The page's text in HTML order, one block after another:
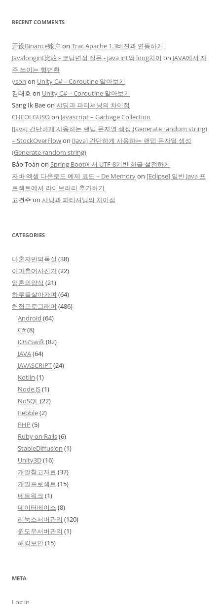
RECENT COMMENTS
开设Binance账户 on Trac Apache 1.3버젼과 연동하기
Javalongint比較 - 코딩면접 질문 - java int와 long차이 on JAVA에서 자
주 쓰이는 형변환
yson on Unity C# – Coroutine 알아보기
김대호 on Unity C# – Coroutine 알아보기
Sang Ik Baeon 샤딩과 파티셔닝의 차이점
CHEOLGUSOon Javascript – Garbage Collection
[Java] 간단하게 사용하는 랜덤 문자열 생성 (Generate random string)
– StockOverFlowon [Java] 간단하게 사용하는 랜덤 문자열 생성
(Generate random string)
Bảo Toàn on Spring Boot에서 UTF-8기반 한글 설정하기
자바 엑셀 다운로드 예제 코드 – De Memoryon [Eclipse] 일반 Java 프
로젝트에서 라이브러리 추가하기
고건주 on 샤딩과 파티셔닝의 차이점
CATEGORIES
나혼자만의독설 (38)
아마츄어사진가(22)
영혼의양식 (21)
하루를살아가며 (64)
허접프로그래머 (486)
Android (64)
C#(8)
iOS/Swift(82)
JAVA(64)
JAVASCRIPT(24)
Kotlin (1)
Node.JS(1)
NoSQL(22)
Pebble(2)
PHP (5)
Ruby on Rails(6)
StableDiffusion (1)
Unity3D(16)
개발참고자료 (37)
개발프로젝트 (15)
네트워크 (1)
데이터베이스 (8)
리눅스서버관리 (120)
윈도우서버관리 (1)
해킹보안(15)
META
Log in